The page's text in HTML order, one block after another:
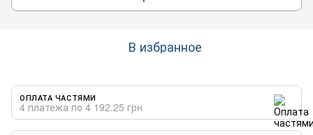
В избранное
ОПЛАТА ЧАСТЯМИ
4 платежа по 4 192.25 грн